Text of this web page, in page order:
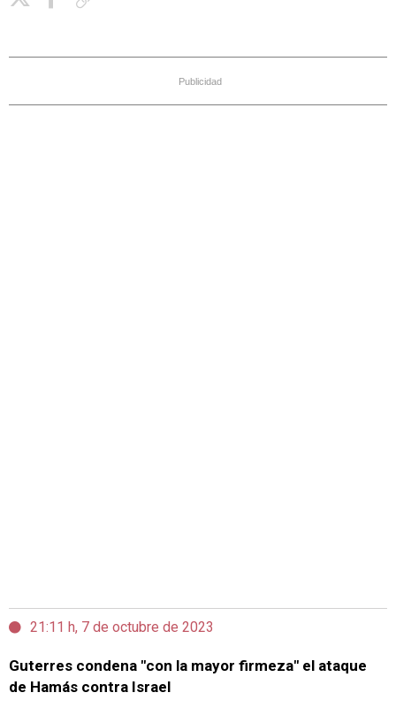
Publicidad
21:11 h, 7 de octubre de 2023
Guterres condena "con la mayor firmeza" el ataque
de Hamás contra Israel